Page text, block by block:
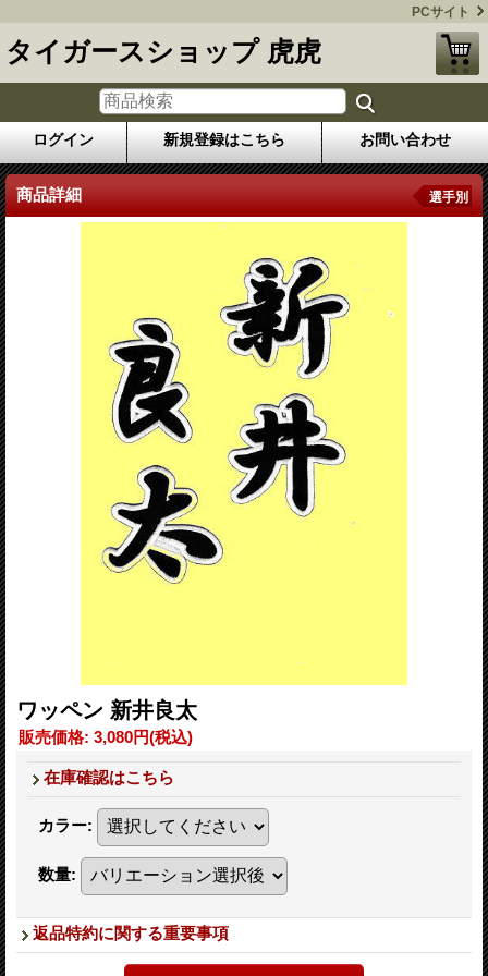
PCサイト
タイガースショップ 虎虎
ログイン 新規登録はこちら お問い合わせ
商品詳細 選手別
ワッペン 新井良太
販売価格: 3,080円(税込)
在庫確認はこちら
カラー:
数量:
返品特約に関する重要事項